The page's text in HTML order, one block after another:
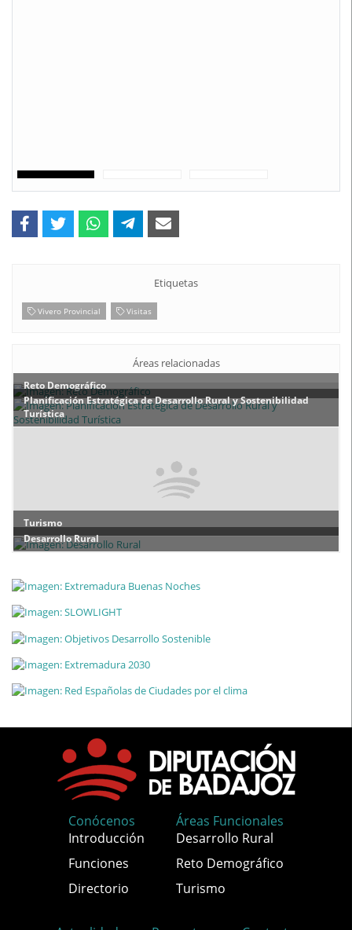
Etiquetas
Vivero Provincial Visitas
Áreas relacionadas
Reto Demográfico
Planificación Estratégica de Desarrollo Rural y Sostenibilidad
Turística
Turismo
Desarrollo Rural
Conócenos
Introducción
Funciones
Directorio
Áreas Funcionales
Desarrollo Rural
Reto Demográfico
Turismo